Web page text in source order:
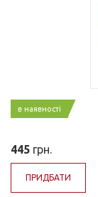
в наявності
445 грн.
ПРИДБАТИ